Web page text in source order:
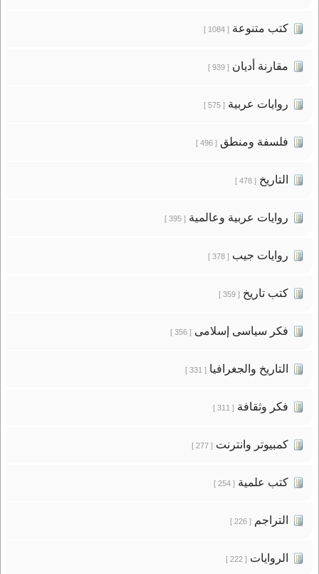
كتب متنوعة[ 1084 ]
مقارنة أديان[ 939 ]
روايات عربية[ 575 ]
فلسفة ومنطق[ 496 ]
التاريخ[ 478 ]
روايات عربية وعالمية[ 395 ]
روايات جيب[ 378 ]
كتب تاريخ[ 359 ]
فكر سياسى إسلامى[ 356 ]
التاريخ والجغرافيا[ 331 ]
فكر وثقافة[ 311 ]
كمبيوتر وانترنت[ 277 ]
كتب علمية[ 254 ]
التراجم[ 226 ]
الروايات[ 222 ]